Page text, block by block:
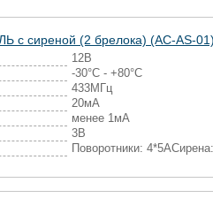
с сиреной (2 брелока) (AC-AS-01)
12В
-30°С - +80°С
433МГц
20мА
менее 1мА
3В
Поворотники: